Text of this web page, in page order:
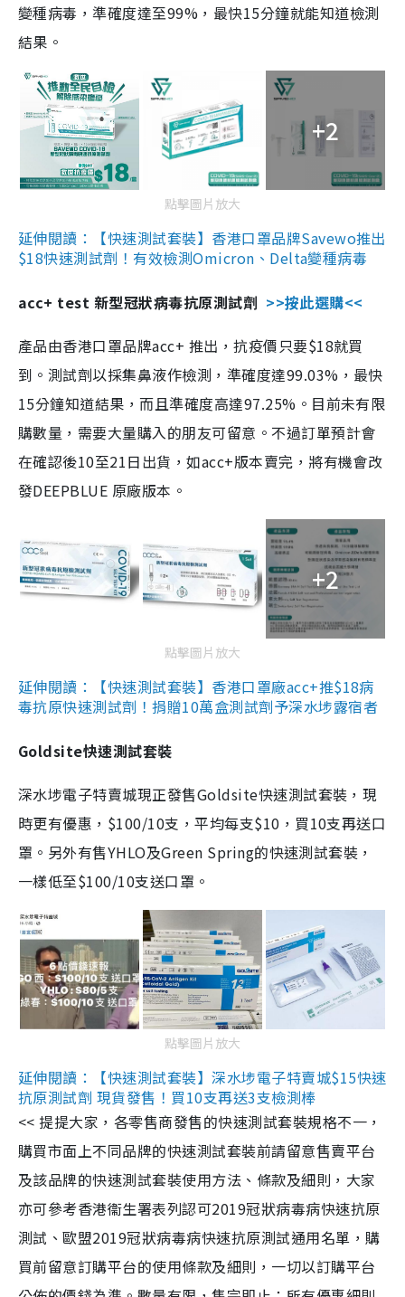
變種病毒，準確度達至99%，最快15分鐘就能知道檢測
結果。
+2
點擊圖片放大
延伸閱讀：【快速測試套裝】香港口罩品牌Savewo推出
$18快速測試劑！有效檢測Omicron、Delta變種病毒
acc+ test 新型冠狀病毒抗原測試劑 >>按此選購<<
產品由香港口罩品牌acc+ 推出，抗疫價只要$18就買
到。測試劑以採集鼻液作檢測，準確度達99.03%，最快
15分鐘知道結果，而且準確度高達97.25%。目前未有限
購數量，需要大量購入的朋友可留意。不過訂單預計會
在確認後10至21日出貨，如acc+版本賣完，將有機會改
發DEEPBLUE 原廠版本。
+2
點擊圖片放大
延伸閱讀：【快速測試套裝】香港口罩廠acc+推$18病
毒抗原快速測試劑！捐贈10萬盒測試劑予深水埗露宿者
Goldsite快速測試套裝
深水埗電子特賣城現正發售Goldsite快速測試套裝，現
時更有優惠，$100/10支，平均每支$10，買10支再送口
罩。另外有售YHLO及Green Spring的快速測試套裝，
一樣低至$100/10支送口罩。
點擊圖片放大
延伸閱讀：【快速測試套裝】深水埗電子特賣城$15快速
抗原測試劑 現貨發售！買10支再送3支檢測棒
<< 提提大家，各零售商發售的快速測試套裝規格不一，
購買市面上不同品牌的快速測試套裝前請留意售賣平台
及該品牌的快速測試套裝使用方法、條款及細則，大家
亦可參考香港衞生署表列認可2019冠狀病毒病快速抗原
測試、歐盟2019冠狀病毒病快速抗原測試通用名單，購
買前留意訂購平台的使用條款及細則，一切以訂購平台